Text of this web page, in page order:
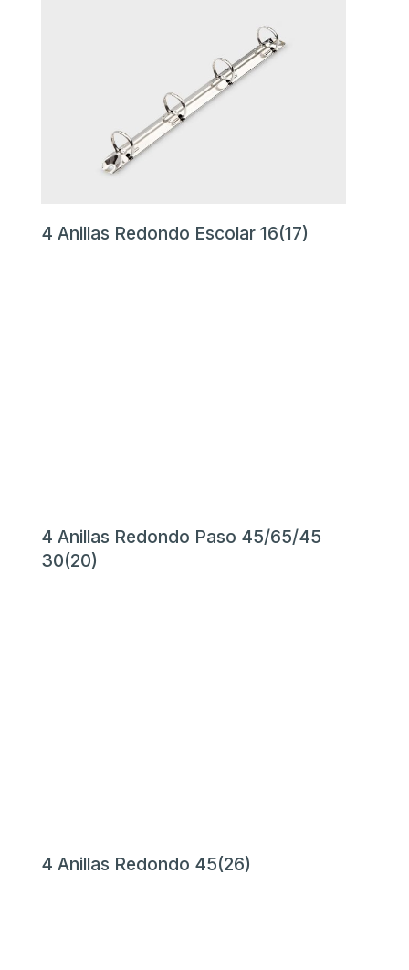
4 Anillas Redondo Escolar 16(17)
4 Anillas Redondo Paso 45/65/45
30(20)
4 Anillas Redondo 45(26)